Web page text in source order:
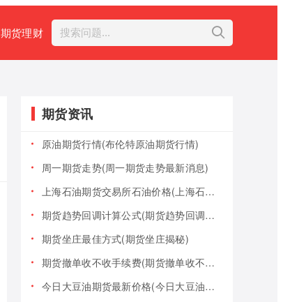
期货理财
期货资讯
原油期货行情(布伦特原油期货行情)
周一期货走势(周一期货走势最新消息)
上海石油期货交易所石油价格(上海石油期货交易所石油价格查询)
期货趋势回调计算公式(期货趋势回调计算公式是什么)
期货坐庄最佳方式(期货坐庄揭秘)
期货撤单收不收手续费(期货撤单收不收手续费用)
今日大豆油期货最新价格(今日大豆油期货最新价格行情)